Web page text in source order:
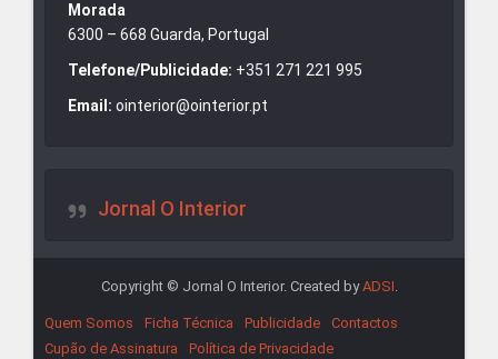
Morada
6300 – 668 Guarda, Portugal
Telefone/Publicidade: +351 271 221 995
Email: ointerior@ointerior.pt
Jornal O Interior
Copyright © Jornal O Interior. Created byADSI
Quem Somos Ficha Técnica Publicidade
Contactos
Cupão de Assinatura
Política de Privacidade